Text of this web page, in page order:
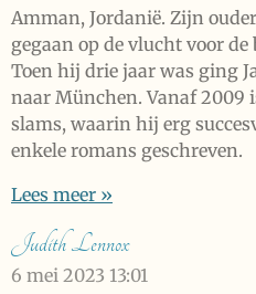
Amman, Jordanië. Zijn
gegaan op de vlucht voor
Toen hij drie jaar was ging
naar München. Vanaf 2009
slams, waarin hij erg
enkele romans geschreven.
Lees meer »
Judith Lennox
6 mei 2023 13:01